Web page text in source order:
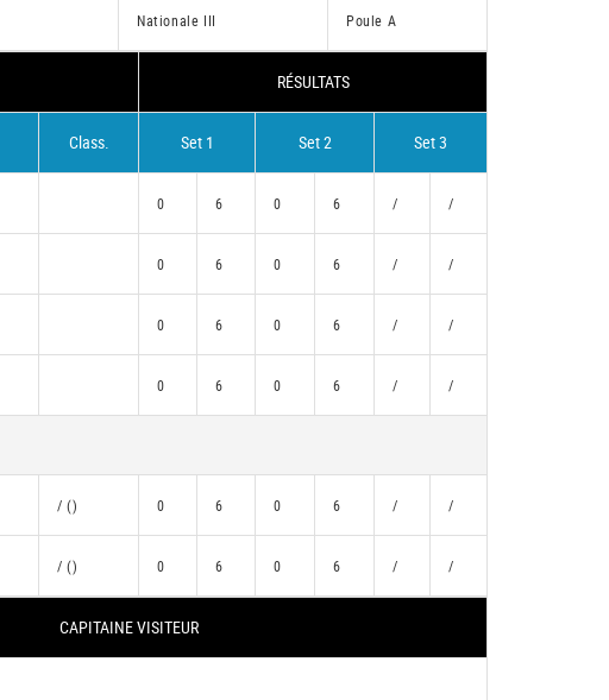
Nationale III Poule A
RÉSULTATS
Class. Set 1 Set 2 Set 3
0 6 0 6 / /
0 6 0 6 / /
0 6 0 6 / /
0 6 0 6 / /
/ () 0 6 0 6 / /
/ () 0 6 0 6 / /
CAPITAINE VISITEUR